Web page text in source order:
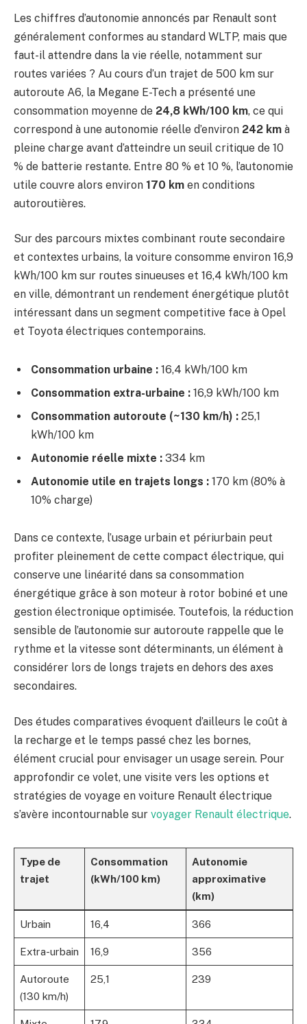
Les chiffres d’autonomie annoncés par Renault sont
généralement conformes au standard WLTP, mais que
faut-il attendre dans la vie réelle, notamment sur
routes variées ? Au cours d’un trajet de 500 km sur
autoroute A6, la Megane E-Tech a présenté une
consommation moyenne de 24,8 kWh/100 km, ce qui
correspond à une autonomie réelle d’environ 242 km à
pleine charge avant d’atteindre un seuil critique de 10
% de batterie restante. Entre 80 % et 10 %, l’autonomie
utile couvre alors environ 170 km en conditions
autoroutières.
Sur des parcours mixtes combinant route secondaire
et contextes urbains, la voiture consomme environ 16,9
kWh/100 km sur routes sinueuses et 16,4 kWh/100 km
en ville, démontrant un rendement énergétique plutôt
intéressant dans un segment competitive face à Opel
et Toyota électriques contemporains.
Consommation urbaine : 16,4 kWh/100 km
Consommation extra-urbaine : 16,9 kWh/100 km
Consommation autoroute (~130 km/h) : 25,1
kWh/100 km
Autonomie réelle mixte : 334 km
Autonomie utile en trajets longs : 170 km (80% à
10% charge)
Dans ce contexte, l’usage urbain et périurbain peut
profiter pleinement de cette compact électrique, qui
conserve une linéarité dans sa consommation
énergétique grâce à son moteur à rotor bobiné et une
gestion électronique optimisée. Toutefois, la réduction
sensible de l’autonomie sur autoroute rappelle que le
rythme et la vitesse sont déterminants, un élément à
considérer lors de longs trajets en dehors des axes
secondaires.
Des études comparatives évoquent d’ailleurs le coût à
la recharge et le temps passé chez les bornes,
élément crucial pour envisager un usage serein. Pour
approfondir ce volet, une visite vers les options et
stratégies de voyage en voiture Renault électrique
s’avère incontournable sur voyager Renault électrique.
Type de
trajet
Consommation
(kWh/100 km)
Autonomie
approximative
(km)
Urbain 16,4 366
Extra-urbain 16,9 356
Autoroute
(130 km/h)
25,1 239